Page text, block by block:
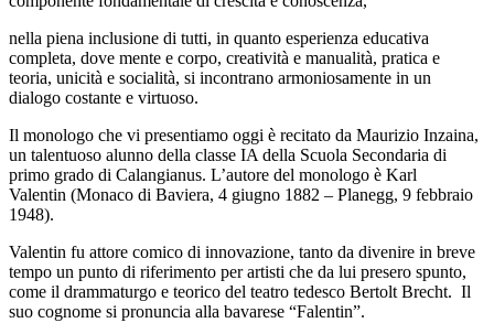
nella piena inclusione di tutti, in quanto esperienza educativa
completa, dove mente e corpo, creatività e manualità, pratica e
teoria, unicità e socialità, si incontrano armoniosamente in un
dialogo costante e virtuoso.
Il monologo che vi presentiamo oggi è recitato da Maurizio Inzaina,
un talentuoso alunno della classe IA della Scuola Secondaria di
primo grado di Calangianus. L’autore del monologo è Karl
Valentin (Monaco di Baviera, 4 giugno 1882 – Planegg, 9 febbraio
1948).
Valentin fu attore comico di innovazione, tanto da divenire in breve
tempo un punto di riferimento per artisti che da lui presero spunto,
come il drammaturgo e teorico del teatro tedesco Bertolt Brecht. Il
suo cognome si pronuncia alla bavarese “Falentin”.